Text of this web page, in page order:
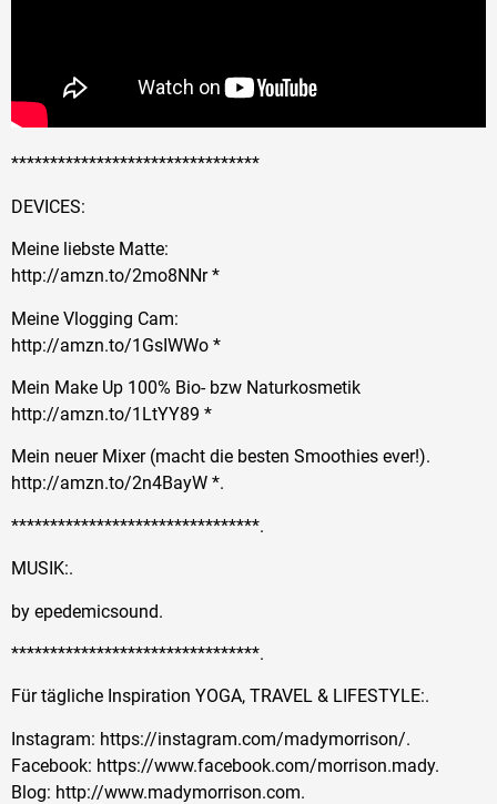
********************************
DEVICES:
Meine liebste Matte:
http://amzn.to/2mo8NNr *
Meine Vlogging Cam:
http://amzn.to/1GsIWWo *
Mein Make Up 100% Bio- bzw Naturkosmetik
http://amzn.to/1LtYY89 *
Mein neuer Mixer (macht die besten Smoothies ever!).
http://amzn.to/2n4BayW *.
********************************.
MUSIK:.
by epedemicsound.
********************************.
Für tägliche Inspiration YOGA, TRAVEL & LIFESTYLE:.
Instagram: https://instagram.com/madymorrison/.
Facebook: https://www.facebook.com/morrison.mady.
Blog: http://www.madymorrison.com.